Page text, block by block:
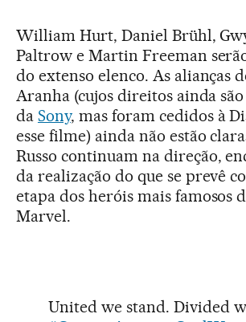
William Hurt, Daniel Brühl,
Paltrow e Martin Freeman
do extenso elenco. As alianças
Aranha (cujos direitos ainda
da Sony, mas foram cedidos à
esse filme) ainda não estão
Russo continuam na direção,
da realização do que se prevê
etapa dos heróis mais famosos
Marvel.
United we stand. Divided